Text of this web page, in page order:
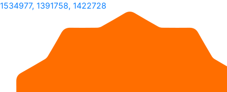
1534977, 1391758, 1422728